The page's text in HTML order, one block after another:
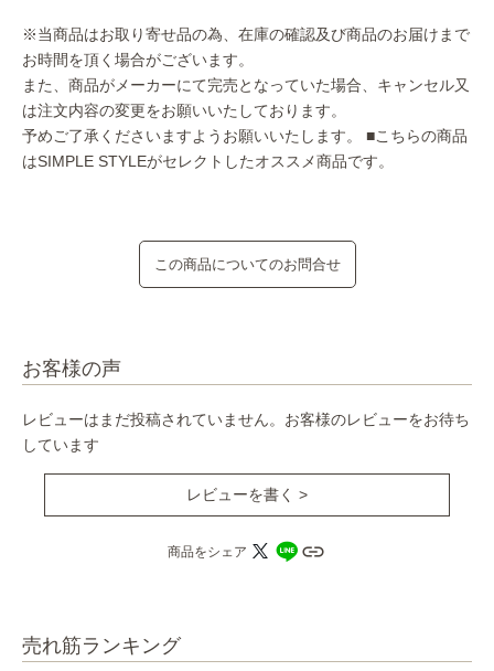
売れ筋ランキング
※当商品はお取り寄せ品の為、在庫の確認及び商品のお届けまで
お時間を頂く場合がございます。
また、商品がメーカーにて完売となっていた場合、キャンセル又
は注文内容の変更をお願いいたしております。
予めご了承くださいますようお願いいたします。 ■こちらの商品
はSIMPLE STYLEがセレクトしたオススメ商品です。
この商品についてのお問合せ
お客様の声
レビューはまだ投稿されていません。お客様のレビューをお待ち
しています
レビューを書く >
商品をシェア